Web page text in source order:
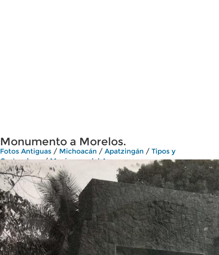
Monumento a Morelos.
Fotos Antiguas / Michoacán / Apatzingán / Tipos y
Costumbres/Mexicanos del Ayer